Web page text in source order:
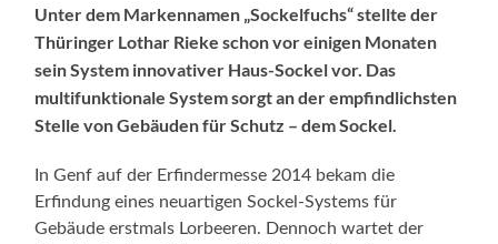
Unter dem Markennamen „Sockelfuchs“ stellte der
Thüringer Lothar Rieke schon vor einigen Monaten
sein System innovativer Haus-Sockel vor. Das
multifunktionale System sorgt an der empfindlichsten
Stelle von Gebäuden für Schutz – dem Sockel.
In Genf auf der Erfindermesse 2014 bekam die
Erfindung eines neuartigen Sockel-Systems für
Gebäude erstmals Lorbeeren. Dennoch wartet der